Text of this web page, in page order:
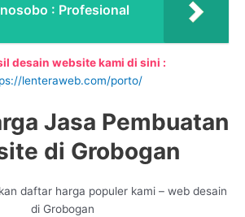
: Profesional
desain website kami di sini :
lenteraweb.com/porto/
Jasa Pembuatan
di Grobogan
daftar harga populer kami – web desain
di Grobogan